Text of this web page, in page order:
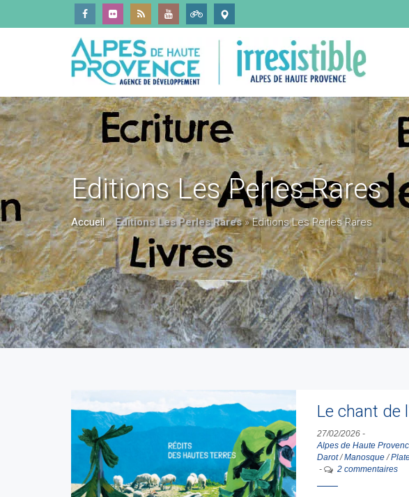
Editions Les Perles Rares
Accueil»Editions Les Perles Rares»Editions Les Perles Rares
Le chant de
27/02/2026 -
Alpes de Haute
Darot/Manosque/
-
2 commentaires